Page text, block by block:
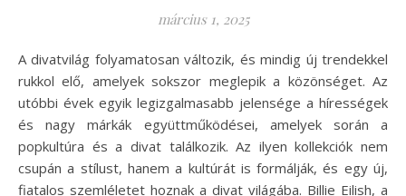
március 1, 2025
A divatvilág folyamatosan változik, és mindig új trendekkel
rukkol elő, amelyek sokszor meglepik a közönséget. Az
utóbbi évek egyik legizgalmasabb jelensége a hírességek
és nagy márkák együttműködései, amelyek során a
popkultúra és a divat találkozik. Az ilyen kollekciók nem
csupán a stílust, hanem a kultúrát is formálják, és egy új,
fiatalos szemléletet hoznak a divat világába. Billie Eilish, a